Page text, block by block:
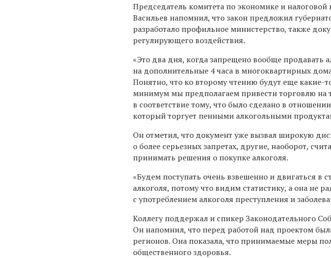
Председатель комитета по экономике и налоговой
Васильев напомнил, что закон предложил
разработало профильное министерство, также
регулирующего воздействия.
«Это два дня, когда запрещено вообще продавать
на дополнительные 4 часа в многоквартирных
Понятно, что ко второму чтению будут еще какие-
минимум мы предполагаем привести торговлю
в соответствие тому, что было сделано в
который торгует пенными алкогольными
Он отметил, что документ уже вызвал широкую
о более серьезных запретах, другие, наоборот,
принимать решения о покупке алкоголя.
«Будем поступать очень взвешенно и двигаться в
алкоголя, потому что видим статистику, а она не
с употреблением алкоголя преступления и
Коллегу поддержал и спикер Законодательного
Он напомнил, что перед работой над проектом
регионов. Она показала, что принимаемые меры
общественного здоровья.